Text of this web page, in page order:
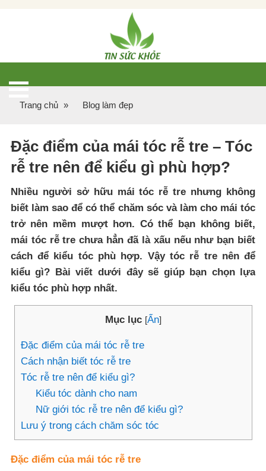
Trang chủ » Blog làm đẹp
Đặc điểm của mái tóc rễ tre – Tóc
rễ tre nên để kiểu gì phù hợp?
Nhiều người sở hữu mái tóc rễ tre nhưng không
biết làm sao để có thể chăm sóc và làm cho mái tóc
trở nên mềm mượt hơn. Có thể bạn không biết,
mái tóc rễ tre chưa hẳn đã là xấu nếu như bạn biết
cách để kiểu tóc phù hợp. Vậy tóc rễ tre nên để
kiểu gì? Bài viết dưới đây sẽ giúp bạn chọn lựa
kiểu tóc phù hợp nhất.
Mục lục [Ẩn]
Đặc điểm của mái tóc rễ tre
Cách nhận biết tóc rễ tre
Tóc rễ tre nên để kiểu gì?
Kiểu tóc dành cho nam
Nữ giới tóc rễ tre nên để kiểu gì?
Lưu ý trong cách chăm sóc tóc
Đặc điểm của mái tóc rễ tre